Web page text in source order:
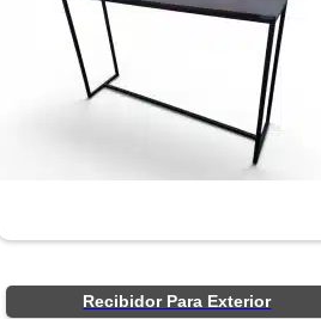
Recibidor Para Exterior